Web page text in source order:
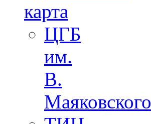
карта
ЦГБ
им.
В.
Маяковского